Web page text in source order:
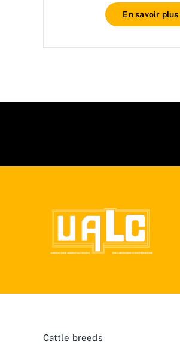
En savoir plus
Cattle breeds